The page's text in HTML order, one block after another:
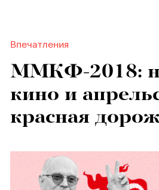
Впечатления
ММКФ-2018:
кино и
красная